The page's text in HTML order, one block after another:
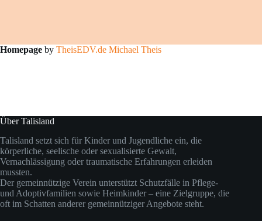
Homepage by TheisEDV.de Michael Theis
Über Talisland
Talisland setzt sich für Kinder und Jugendliche ein, die
körperliche, seelische oder sexualisierte Gewalt,
Vernachlässigung oder traumatische Erfahrungen erleiden
mussten.
Der gemeinnützige Verein unterstützt Schutzfälle in Pflege-
und Adoptivfamilien sowie Heimkinder – eine Zielgruppe, die
oft im Schatten anderer gemeinnütziger Angebote steht.